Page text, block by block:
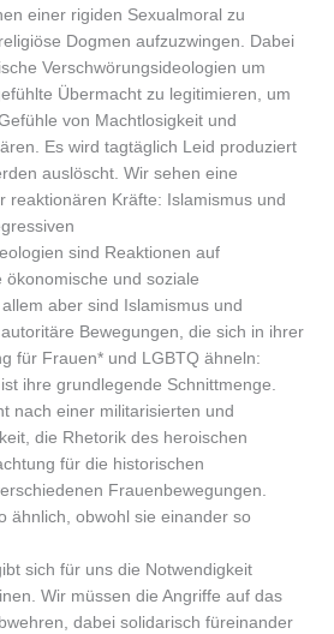
einer rigiden Sexualmoral zu
Dogmen aufzuzwingen. Dabei
Verschwörungsideologien um
Übermacht zu legitimieren, um
von Machtlosigkeit und
Es wird tagtäglich Leid produziert
auslöscht. Wir sehen eine
reaktionären Kräfte: Islamismus und
sind Reaktionen auf
und soziale
aber sind Islamismus und
Bewegungen, die sich in ihrer
für Frauen* und LGBTQ ähneln:
ihre grundlegende Schnittmenge.
nach einer militarisierten und
die Rhetorik des heroischen
für die historischen
Frauenbewegungen.
ähnlich, obwohl sie einander so
sich für uns die Notwendigkeit
Wir müssen die Angriffe auf das
dabei solidarisch füreinander